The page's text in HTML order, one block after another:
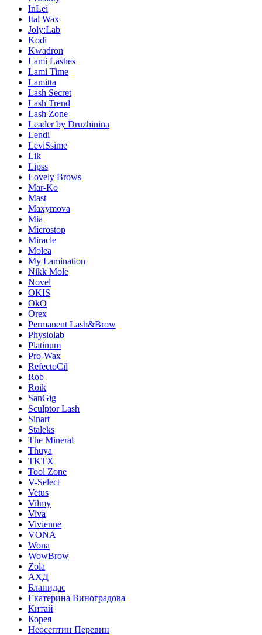
InLei
Ital Wax
Joly:Lab
Kodi
Kwadron
Lami Lashes
Lami Time
Lamitta
Lash Secret
Lash Trend
Lash Zone
Leader by Druzhinina
Lendi
LeviSsime
Lik
Lipss
Lovely Brows
Mar-Ko
Mast
Maxymova
Mia
Microstop
Miracle
Molea
My Lamination
Nikk Mole
Novel
OKIS
OkO
Orex
Permanent Lash&Brow
Physiolab
Platinum
Pro-Wax
RefectoCil
Rob
Roik
SanGig
Sculptor Lash
Sinart
Staleks
The Mineral
Thuya
TKTX
Tool Zone
V-Select
Vetus
Vilmy
Viva
Vivienne
VONA
Wona
WowBrow
Zola
АХД
Бланидас
Екатерина Виноградова
Китай
Корея
Неосептин Перевин